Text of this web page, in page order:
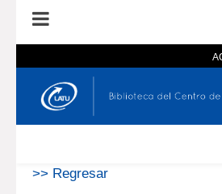
En el catálogo
>> Regresar